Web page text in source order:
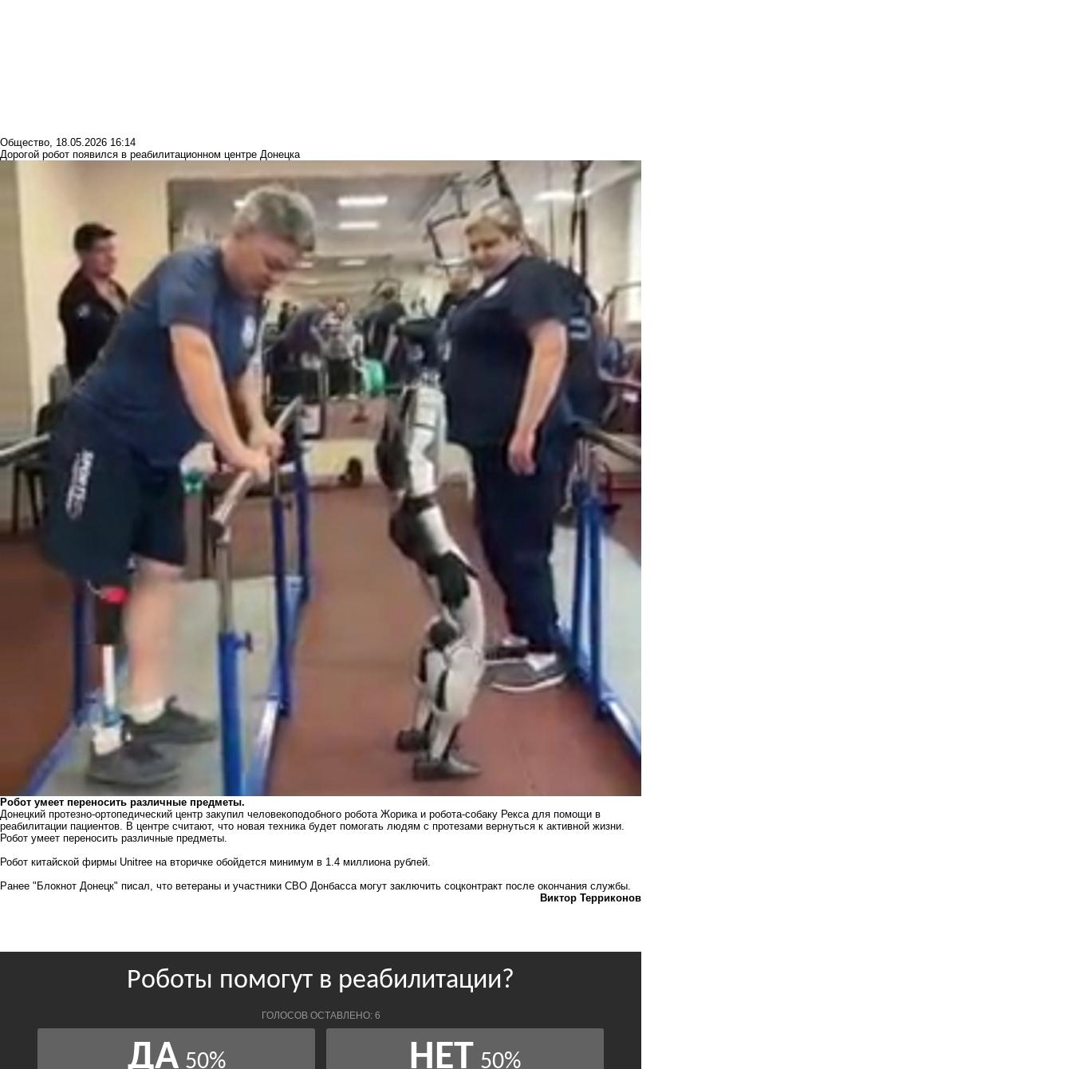
Общество 18.05.2026 16:14
Дорогой робот появился в реабилитационном центре Донецка
Робот умеет переносить различные предметы.
Донецкий протезно-ортопедический центр закупил человекоподобного робота Жорика и робота-собаку Рекса для помощи в
реабилитации пациентов. В центре считают, что новая техника будет помогать людям с протезами вернуться к активной жизни.
Робот умеет переносить различные предметы.
Робот китайской фирмы Unitree на вторичке обойдется минимум в 1.4 миллиона рублей.
Ранее "Блокнот Донецк" писал, что ветераны и участники СВО Донбасса могут заключить соцконтракт после окончания службы.
Виктор Терриконов